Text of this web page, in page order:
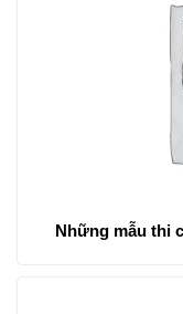
Những mẫu thi